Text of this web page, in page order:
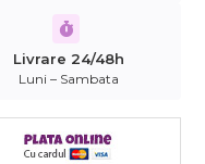
Livrare 24/48h
Luni – Sambata